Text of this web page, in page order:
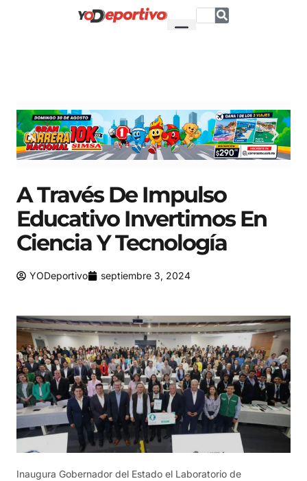
A Través De Impulso
Educativo Invertimos En
Ciencia Y Tecnología
YODeportivo septiembre 3, 2024
Inaugura Gobernador del Estado el Laboratorio de